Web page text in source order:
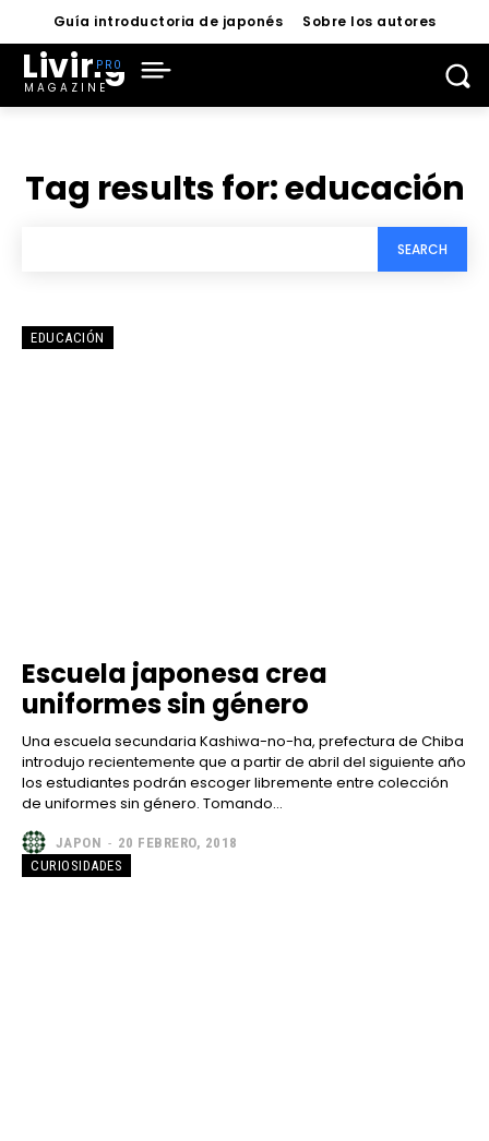
Guía introductoria de japonés Sobre los autores
Living
MAGAZINE
Tag results for:educación
SEARCH
EDUCACIÓN
Escuela japonesa crea
uniformes sin género
Una escuela secundaria Kashiwa-no-ha, prefectura de Chiba
introdujo recientemente que a partir de abril del siguiente año
los estudiantes podrán escoger libremente entre colección
de uniformes sin género. Tomando...
JAPON - 20 FEBRERO, 2018
CURIOSIDADES